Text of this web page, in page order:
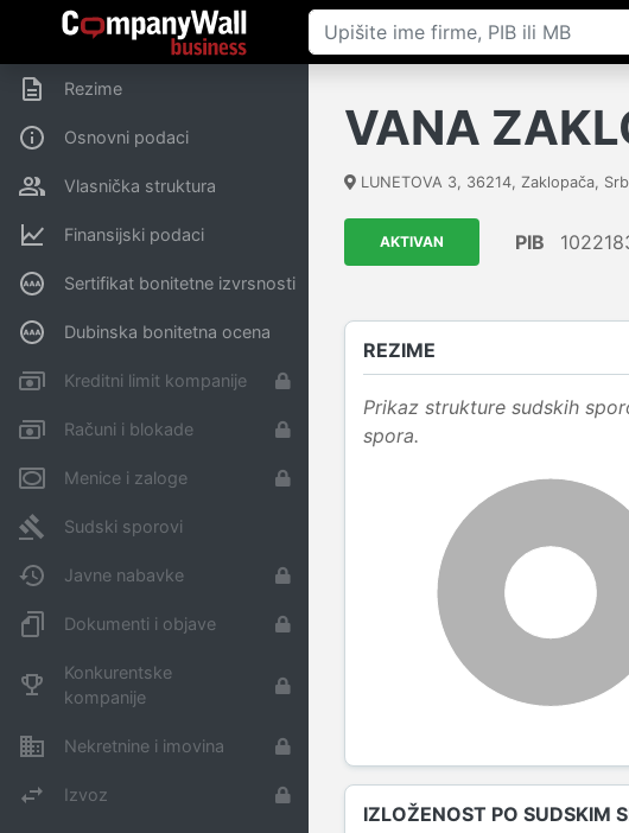
Rezime
Osnovni podaci
Vlasnička struktura
Finansijski podaci
Sertifikat bonitetne izvrsnosti
Dubinska bonitetna ocena
Kreditni limit kompanije
Računi i blokade
Menice i zaloge
Sudski sporovi
Javne nabavke
Dokumenti i objave
Konkurentske
kompanije
Nekretnine i imovina
Izvoz
VANA
LUNETOVA 3, 36214, Zaklopača,
AKTIVAN PIB
REZIME
Prikaz strukture sudskih
spora.
IZLOŽENOST PO SUDSKIM